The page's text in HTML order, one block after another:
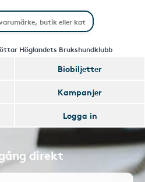
Höglandets Brukshundklubb
Biobiljetter
Kampanjer
Logga in
direkt